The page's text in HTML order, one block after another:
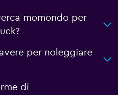
momondo per
per noleggiare
di